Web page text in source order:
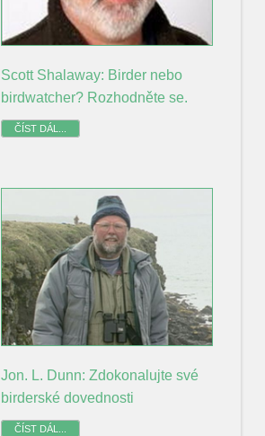
Scott Shalaway: Birder nebo
birdwatcher? Rozhodněte se.
ČÍST DÁL...
Jon. L. Dunn: Zdokonalujte své
birderské dovednosti
ČÍST DÁL...